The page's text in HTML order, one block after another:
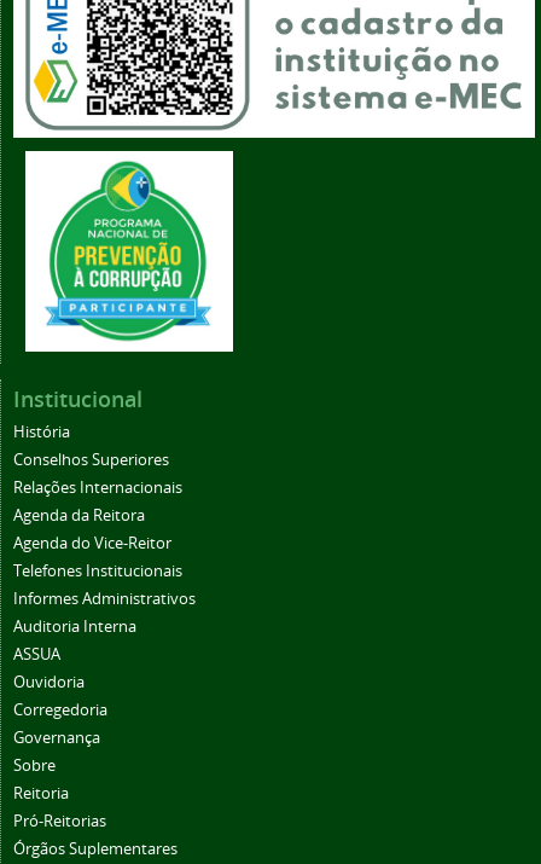
Institucional
História
Conselhos Superiores
Relações Internacionais
Agenda da Reitora
Agenda do Vice-Reitor
Telefones Institucionais
Informes Administrativos
Auditoria Interna
ASSUA
Ouvidoria
Corregedoria
Governança
Sobre
Reitoria
Pró-Reitorias
Órgãos Suplementares